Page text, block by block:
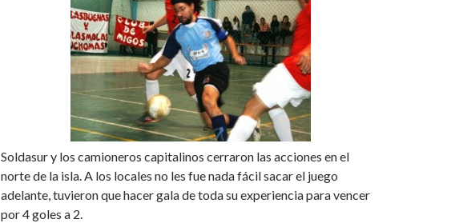
Soldasur y los camioneros capitalinos cerraron las acciones en el
norte de la isla. A los locales no les fue nada fácil sacar el juego
adelante, tuvieron que hacer gala de toda su experiencia para vencer
por 4 goles a 2.